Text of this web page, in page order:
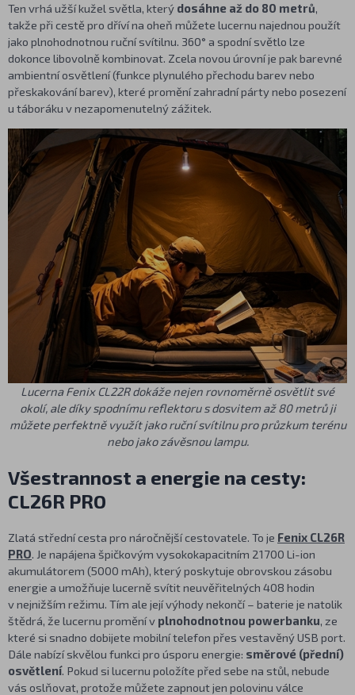
Ten vrhá užší kužel světla, který dosáhne až do 80 metrů,
takže při cestě pro dříví na oheň můžete lucernu najednou použít
jako plnohodnotnou ruční svítilnu. 360° a spodní světlo lze
dokonce libovolně kombinovat. Zcela novou úrovní je pak barevné
ambientní osvětlení (funkce plynulého přechodu barev nebo
přeskakování barev), které promění zahradní párty nebo posezení
u táboráku v nezapomenutelný zážitek.
Lucerna Fenix CL22R dokáže nejen rovnoměrně osvětlit své
okolí, ale díky spodnímu reflektoru s dosvitem až 80 metrů ji
můžete perfektně využít jako ruční svítilnu pro průzkum terénu
nebo jako závěsnou lampu.
Všestrannost a energie na cesty:
CL26R PRO
Zlatá střední cesta pro náročnější cestovatele. To je Fenix CL26R
PRO. Je napájena špičkovým vysokokapacitním 21700 Li-ion
akumulátorem (5000 mAh), který poskytuje obrovskou zásobu
energie a umožňuje lucerně svítit neuvěřitelných 408 hodin
v nejnižším režimu. Tím ale její výhody nekončí – baterie je natolik
štědrá, že lucernu promění v plnohodnotnou powerbanku, ze
které si snadno dobijete mobilní telefon přes vestavěný USB port.
Dále nabízí skvělou funkci pro úsporu energie: směrové (přední)
osvětlení. Pokud si lucernu položíte před sebe na stůl, nebude
vás oslňovat, protože můžete zapnout jen polovinu válce